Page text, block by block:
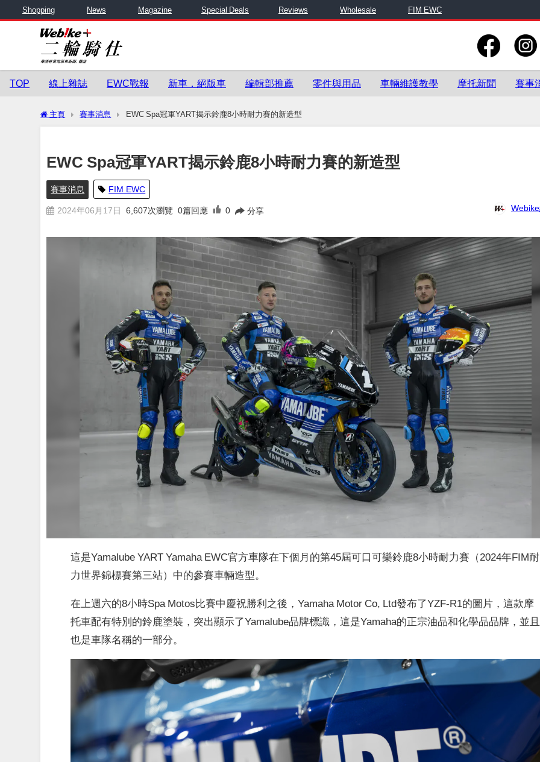
Shopping News Magazine Special Deals Reviews Wholesale FIM EWC
TOP 線上雜誌 EWC戰報 新車．絕版車 編輯部推薦 零件與用品 車輛維護教學 摩托新聞 賽事
主頁 賽事消息 EWC Spa冠軍YART揭示鈴鹿8小時耐力賽的新造型
EWC Spa冠軍YART揭示鈴鹿8小時耐力賽的新造型
賽事消息 FIM EWC
2024年06月17日 6,607次瀏覽 0篇回應 0 分享
這是Yamalube YART Yamaha EWC官方車隊在下個月的第45屆可口可樂鈴鹿8小時耐力賽（2024年FIM耐
力世界錦標賽第三站）中的參賽車輛造型。
在上週六的8小時Spa Motos比賽中慶祝勝利之後，Yamaha Motor Co, Ltd發布了YZF-R1的圖片，這款摩
托車配有特別的鈴鹿塗裝，突出顯示了Yamalube品牌標識，這是Yamaha的正宗油品和化學品品牌，並且
也是車隊名稱的一部分。